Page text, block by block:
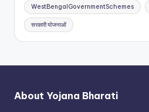
WestBengalGovernmentSchemes
सरकारी योजनाओं
About Yojana Bharati